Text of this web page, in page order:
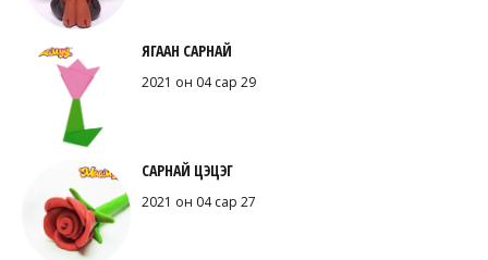
ЯГААН САРНАЙ
2021 он 04 сар 29
САРНАЙ ЦЭЦЭГ
2021 он 04 сар 27